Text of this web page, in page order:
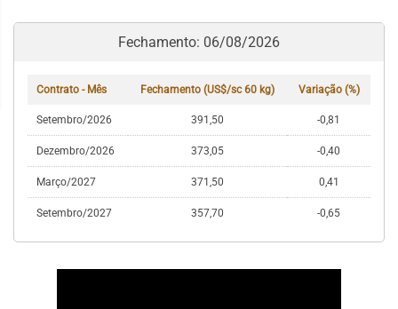
Fechamento: 06/08/2026
Contrato - Mês Fechamento (US$/sc 60 kg) Variação (%)
Setembro/2026 391,50 -0,81
Dezembro/2026 373,05 -0,40
Março/2027 371,50 0,41
Setembro/2027 357,70 -0,65